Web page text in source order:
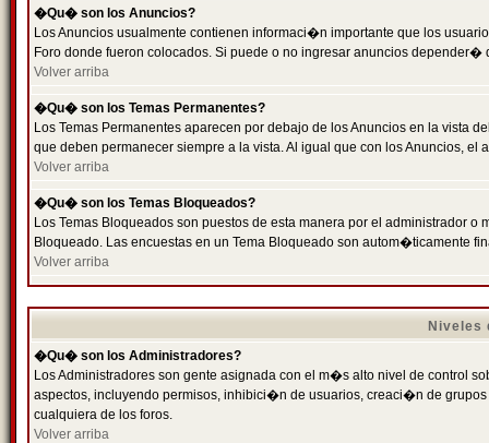
�Qu� son los Anuncios?
Los Anuncios usualmente contienen informaci�n importante que los
Foro donde fueron colocados. Si puede o no ingresar anuncios
Volver arriba
�Qu� son los Temas Permanentes?
Los Temas Permanentes aparecen por debajo de los Anuncios en la
que deben permanecer siempre a la vista. Al igual que con los Anuncios,
Volver arriba
�Qu� son los Temas Bloqueados?
Los Temas Bloqueados son puestos de esta manera por el administrador
Bloqueado. Las encuestas en un Tema Bloqueado son autom�ticamente
Volver arriba
Niveles
�Qu� son los Administradores?
Los Administradores son gente asignada con el m�s alto nivel de control
aspectos, incluyendo permisos, inhibici�n de usuarios, creaci�n de
cualquiera de los foros.
Volver arriba